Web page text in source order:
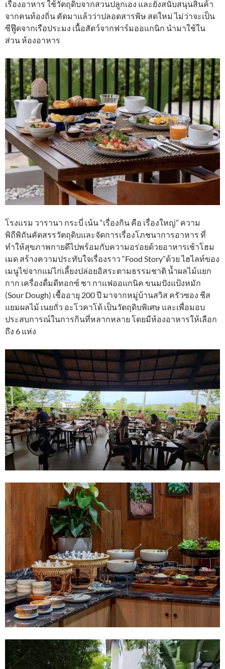
เรื่องอาหาร ใช้วัตถุดิบจากสวนปลูกเอง และยังสนับสนุนสินค้า
จากคนท้องถิ่น คัดมาแล้วว่าปลอดสารพิษ สดใหม่ ไม่ว่าจะเป็น
ซีฟู๊ดจากเรือประมง เนื้อสัตว์จากฟาร์มออแกนิก นำมาใช้ใน
ส่วน ห้องอาหาร
โรงแรม วารานา กระบี่ เน้น “เรื่องกิน คือ เรื่องใหญ่” ความ
พิถีพิถันคัดสรรวัตถุดิบและจัดการเรื่องโภชนาการอาหาร ที่
ทำให้สุขภาพกายดีไปพร้อมกับความอร่อยด้วยอาหารเช้าโฮม
เมด สร้างความประทับใจเรื่องราว “Food Story”ด้วย ไฮไลท์ของ
เมนูไข่จากแม่ไก่เลี้ยงปล่อยอิสระตามธรรมชาติ น้ำผลไม้แยก
กาก เครื่องดื่มดีทอกซ์ ชา กาแฟออแกนิค ขนมปังแป้งหมัก
(Sour Dough) เชื้ออายุ 200 ปี มาจากหมู่บ้านสวิส ครัวซอง ชีส
แยมผลไม้ เนยถั่ว อะโวคาโด้ เป็นวัตถุดิบพิเศษ และเพื่อมอบ
ประสบการณ์ในการกินที่หลากหลาย โดยมีห้องอาหารให้เลือก
ถึง 6 แห่ง